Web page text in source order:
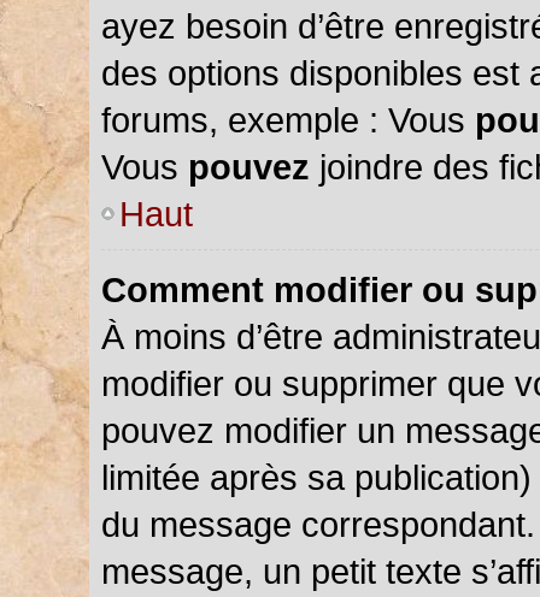
ayez besoin d’être
des options disponibles est
forums, exemple : Vous
Vous pouvez joindre des
Haut
Comment modifier ou
À moins d’être
modifier ou supprimer que
pouvez modifier un
limitée après sa
du message
message, un petit texte